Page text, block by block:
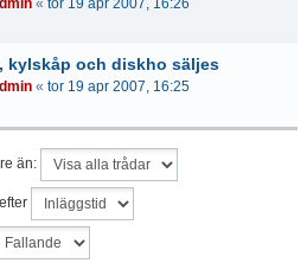
« tor 19 apr 2007, 16:26
kylskåp och diskho säljes
« tor 19 apr 2007, 16:25
än: